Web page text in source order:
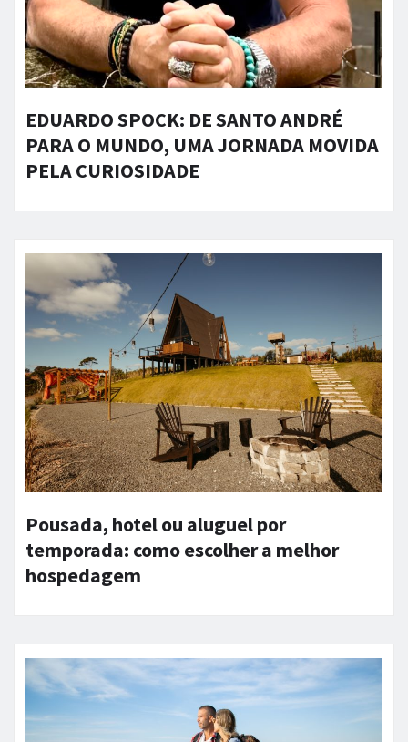
EDUARDO SPOCK: DE SANTO ANDRÉ
PARA O MUNDO, UMA JORNADA MOVIDA
PELA CURIOSIDADE
Pousada, hotel ou aluguel por
temporada: como escolher a melhor
hospedagem